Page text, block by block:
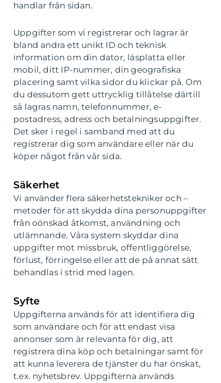
handlar från sidan.
Uppgifter som vi registrerar och lagrar är
bland andra ett unikt ID och teknisk
information om din dator, läsplatta eller
mobil, ditt IP-nummer, din geografiska
placering samt vilka sidor du klickar på. Om
du dessutom gett uttrycklig tillåtelse därtill
så lagras namn, telefonnummer, e-
postadress, adress och betalningsuppgifter.
Det sker i regel i samband med att du
registrerar dig som användare eller när du
köper något från vår sida.
Säkerhet
Vi använder flera säkerhetstekniker och –
metoder för att skydda dina personuppgifter
från oönskad åtkomst, användning och
utlämnande. Våra system skyddar dina
uppgifter mot missbruk, offentliggörelse,
förlust, förringelse eller att de på annat sätt
behandlas i strid med lagen.
Syfte
Uppgifterna används för att identifiera dig
som användare och för att endast visa
annonser som är relevanta för dig, att
registrera dina köp och betalningar samt för
att kunna leverera de tjänster du har önskat,
t.ex. nyhetsbrev. Uppgifterna används